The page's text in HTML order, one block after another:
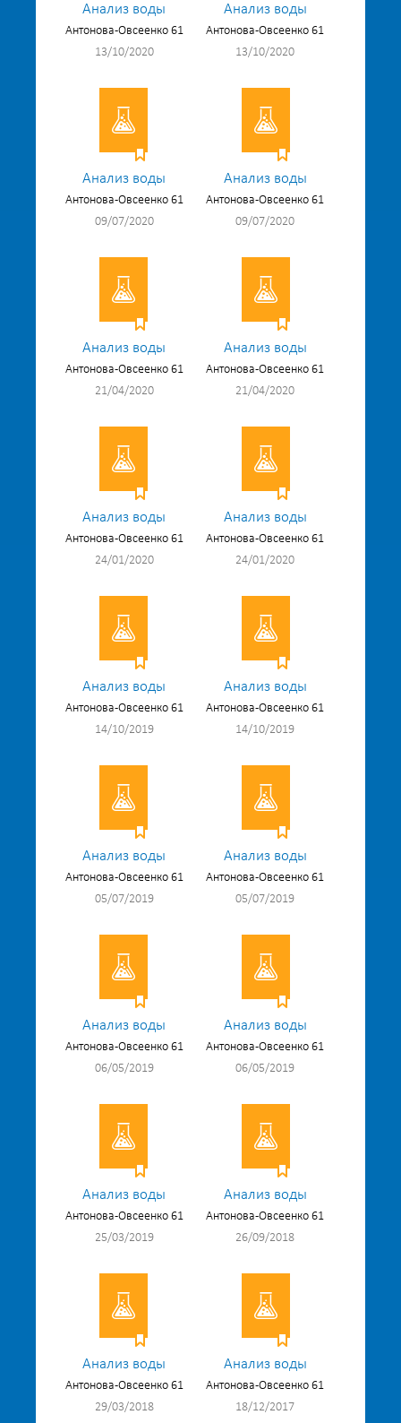
Анализ воды
Антонова-Овсеенко 61
13/10/2020
Анализ воды
Антонова-Овсеенко 61
13/10/2020
Анализ воды
Антонова-Овсеенко 61
09/07/2020
Анализ воды
Антонова-Овсеенко 61
09/07/2020
Анализ воды
Антонова-Овсеенко 61
21/04/2020
Анализ воды
Антонова-Овсеенко 61
21/04/2020
Анализ воды
Антонова-Овсеенко 61
24/01/2020
Анализ воды
Антонова-Овсеенко 61
24/01/2020
Анализ воды
Антонова-Овсеенко 61
14/10/2019
Анализ воды
Антонова-Овсеенко 61
14/10/2019
Анализ воды
Антонова-Овсеенко 61
05/07/2019
Анализ воды
Антонова-Овсеенко 61
05/07/2019
Анализ воды
Антонова-Овсеенко 61
06/05/2019
Анализ воды
Антонова-Овсеенко 61
06/05/2019
Анализ воды
Антонова-Овсеенко 61
25/03/2019
Анализ воды
Антонова-Овсеенко 61
26/09/2018
Анализ воды
Антонова-Овсеенко 61
29/03/2018
Анализ воды
Антонова-Овсеенко 61
18/12/2017